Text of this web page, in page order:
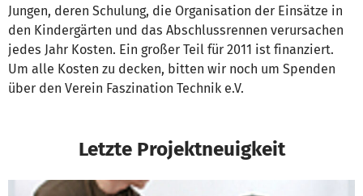
Jungen, deren Schulung, die Organisation der Einsätze in
den Kindergärten und das Abschlussrennen verursachen
jedes Jahr Kosten. Ein großer Teil für 2011 ist finanziert.
Um alle Kosten zu decken, bitten wir noch um Spenden
über den Verein Faszination Technik e.V.
Letzte Projektneuigkeit